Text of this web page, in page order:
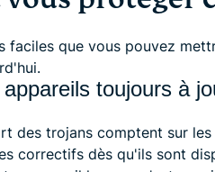
faciles que vous pouvez
toujours à
des trojans comptent sur
correctifs dès qu'ils sont